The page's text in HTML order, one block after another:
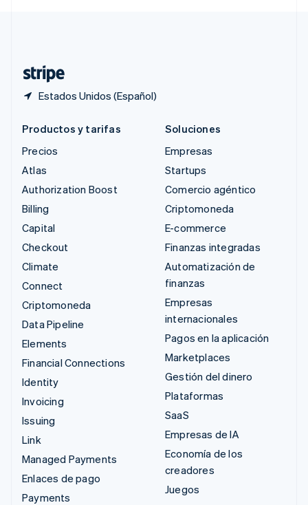
Estados Unidos (Español)
Productos y tarifas
Precios
Atlas
Authorization Boost
Billing
Capital
Checkout
Climate
Connect
Criptomoneda
Data Pipeline
Elements
Financial Connections
Identity
Invoicing
Issuing
Link
Managed Payments
Enlaces de pago
Payments
Soluciones
Empresas
Startups
Comercio agéntico
Criptomoneda
E-commerce
Finanzas integradas
Automatización de
finanzas
Empresas
internacionales
Pagos en la aplicación
Marketplaces
Gestión del dinero
Plataformas
SaaS
Empresas de IA
Economía de los
creadores
Juegos